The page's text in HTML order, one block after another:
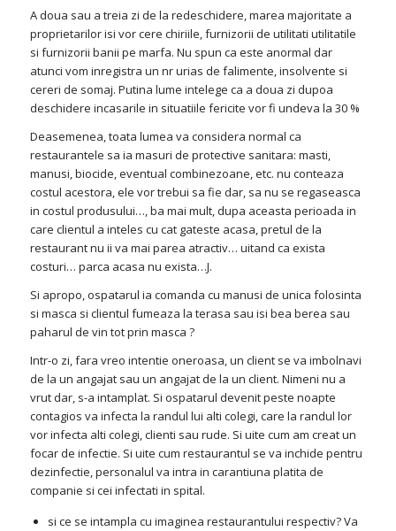
A doua sau a treia zi de la redeschidere, marea majoritate a
proprietarilor isi vor cere chiriile, furnizorii de utilitati utilitatile
si furnizorii banii pe marfa. Nu spun ca este anormal dar
atunci vom inregistra un nr urias de falimente, insolvente si
cereri de somaj. Putina lume intelege ca a doua zi dupoa
deschidere incasarile in situatiile fericite vor fi undeva la 30 %
Deasemenea, toata lumea va considera normal ca
restaurantele sa ia masuri de protective sanitara: masti,
manusi, biocide, eventual combinezoane, etc. nu conteaza
costul acestora, ele vor trebui sa fie dar, sa nu se regaseasca
in costul produsului…, ba mai mult, dupa aceasta perioada in
care clientul a inteles cu cat gateste acasa, pretul de la
restaurant nu ii va mai parea atractiv… uitand ca exista
costuri… parca acasa nu exista…J.
Si apropo, ospatarul ia comanda cu manusi de unica folosinta
si masca si clientul fumeaza la terasa sau isi bea berea sau
paharul de vin tot prin masca ?
Intr-o zi, fara vreo intentie oneroasa, un client se va imbolnavi
de la un angajat sau un angajat de la un client. Nimeni nu a
vrut dar, s-a intamplat. Si ospatarul devenit peste noapte
contagios va infecta la randul lui alti colegi, care la randul lor
vor infecta alti colegi, clienti sau rude. Si uite cum am creat un
focar de infectie. Si uite cum restaurantul se va inchide pentru
dezinfectie, personalul va intra in carantiuna platita de
companie si cei infectati in spital.
si ce se intampla cu imaginea restaurantului respectiv? Va